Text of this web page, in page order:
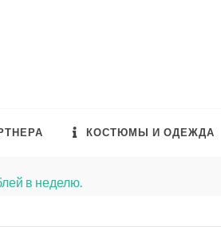
КОСТЮМЫ И ОДЕЖДА
в неделю.